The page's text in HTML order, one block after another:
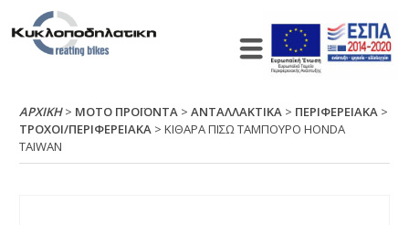
ΑΡΧΙΚΉ> ΜΟΤΟ ΠΡΟΪΟΝΤΑ >ΑΝΤΑΛΛΑΚΤΙΚΑ > ΠΕΡΙΦΕΡΕΙΑΚΑ >
ΤΡΟΧΟΙ/ΠΕΡΙΦΕΡΕΙΑΚΑ > ΚΙΘΑΡΑ ΠΙΣΩ ΤΑΜΠΟΥΡΟ ΗΟΝDΑ
ΤΑΙWΑΝ